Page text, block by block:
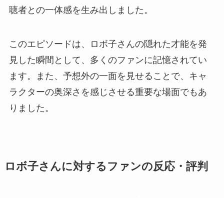
聴者との一体感を生み出しました。
このエピソードは、ロボ子さんの隠れた才能を発
見した瞬間として、多くのファンに記憶されてい
ます。また、予想外の一面を見せることで、キャ
ラクターの奥深さを感じさせる重要な場面でもあ
りました。
ロボ子さんに対するファンの反応・評判